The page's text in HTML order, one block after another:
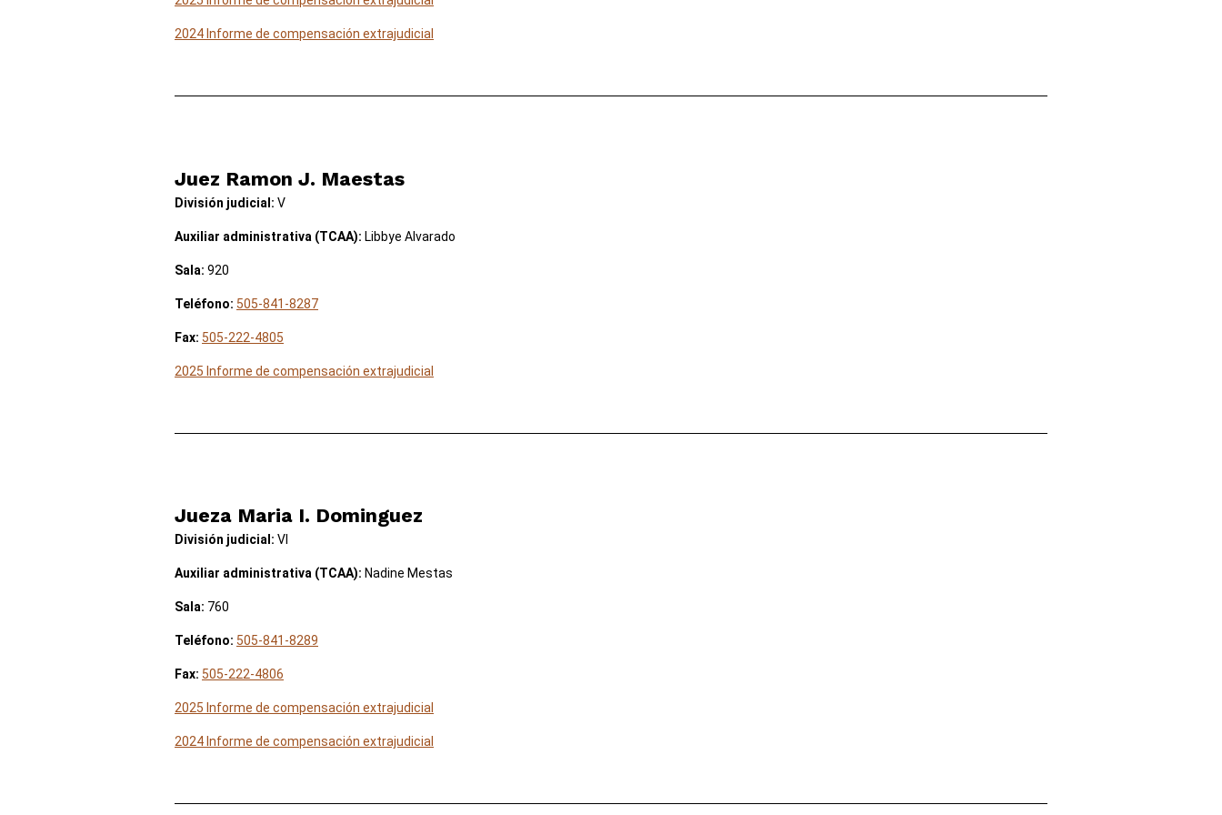
2024 Informe de compensación extrajudicial
Juez Ramon J. Maestas
División judicial: V
Auxiliar administrativa (TCAA): Libbye Alvarado
Sala: 920
Teléfono: 505-841-8287
Fax: 505-222-4805
2025 Informe de compensación extrajudicial
Jueza Maria I. Dominguez
División judicial: VI
Auxiliar administrativa (TCAA): Nadine Mestas
Sala: 760
Teléfono: 505-841-8289
Fax: 505-222-4806
2025 Informe de compensación extrajudicial
2024 Informe de compensación extrajudicial